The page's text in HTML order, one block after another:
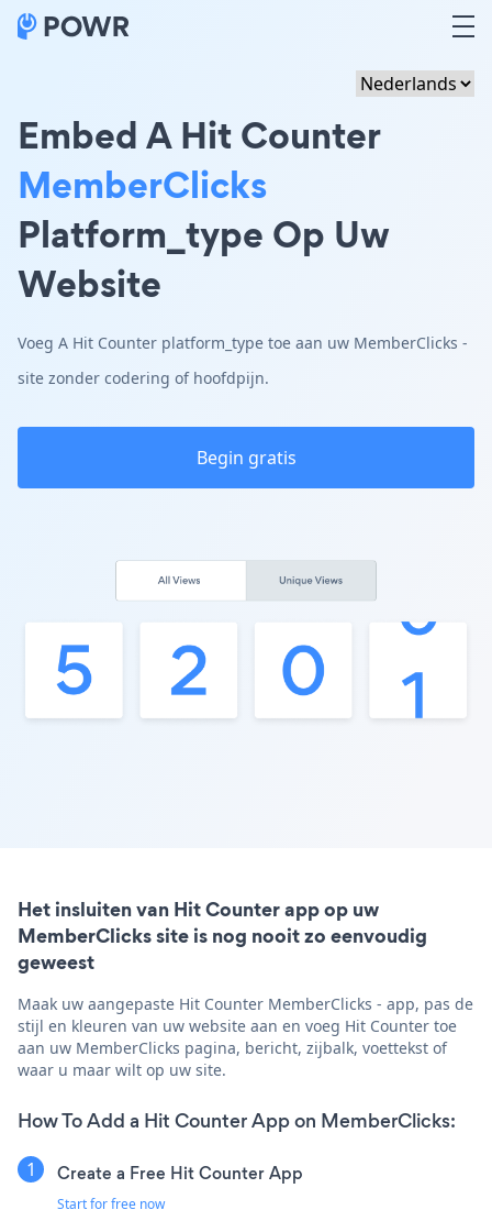
Embed A Hit Counter
MemberClicks
Platform_type Op Uw
Website
Voeg A Hit Counter platform_type toe aan uw MemberClicks -
site zonder codering of hoofdpijn.
Begin gratis
Het insluiten van Hit Counter app op uw
MemberClicks site is nog nooit zo eenvoudig
geweest
Maak uw aangepaste Hit Counter MemberClicks - app, pas de
stijl en kleuren van uw website aan en voeg Hit Counter toe
aan uw MemberClicks pagina, bericht, zijbalk, voettekst of
waar u maar wilt op uw site.
How To Add a Hit Counter App on MemberClicks:
Create a Free Hit Counter App
Start for free now